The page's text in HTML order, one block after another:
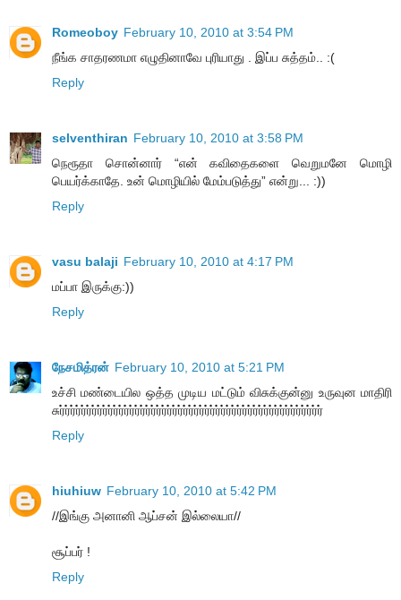
Romeoboy February 10, 2010 at 3:54 PM
நீங்க சாதரணமா எழுதினாவே புரியாது . இப்ப சுத்தம்.. :(
Reply
selventhiran February 10, 2010 at 3:58 PM
நெரூதா சொன்னார் “என் கவிதைகளை வெறுமனே மொழி
பெயர்க்காதே. உன் மொழியில் மேம்படுத்து” என்று... :))
Reply
vasu balaji February 10, 2010 at 4:17 PM
மப்பா இருக்கு:))
Reply
நேசமித்ரன் February 10, 2010 at 5:21 PM
உச்சி மண்டையில ஒத்த முடிய மட்டும் விசுக்குன்னு உருவுன மாதிரி
சுர்ர்ர்ர்ர்ர்ர்ர்ர்ர்ர்ர்ர்ர்ர்ர்ர்ர்ர்ர்ர்ர்ர்ர்ர்ர்ர்ர்ர்ர்ர்ர்ர்ர்ர்ர்ர்ர்ர்ர்ர்ர்ர்ர்ர்ர்ர்ர்ர்
Reply
hiuhiuw February 10, 2010 at 5:42 PM
//இங்கு அனானி ஆப்சன் இல்லையா//
சூப்பர் !
Reply